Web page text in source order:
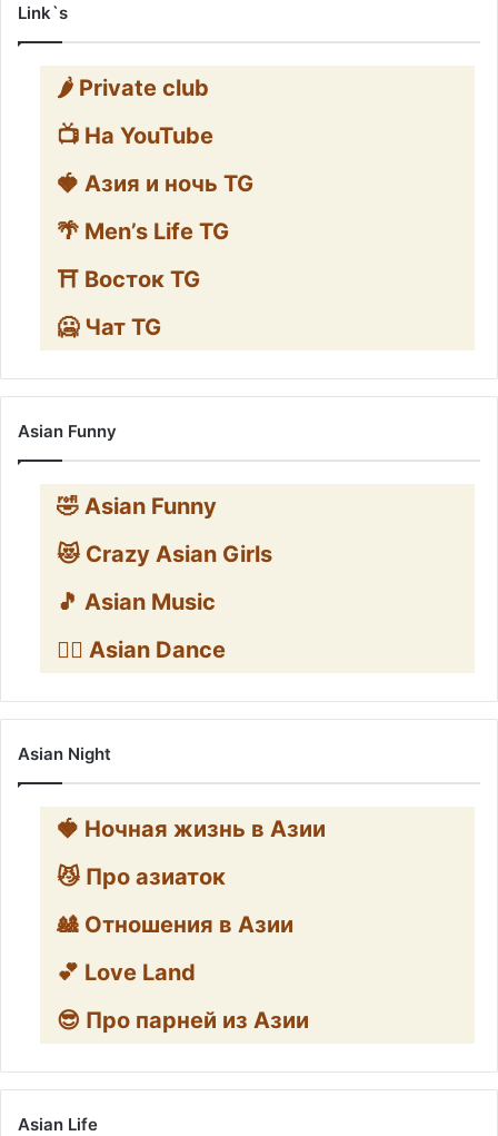
Link`s
🌶️ Private club
📺 На YouTube
🍓 Азия и ночь TG
🌴 Men’s Life TG
⛩️ Восток TG
🥶 Чат TG
Asian Funny
🤣 Asian Funny
😻 Crazy Asian Girls
🎵 Asian Music
👯‍♀️ Asian Dance
Asian Night
🍓 Ночная жизнь в Азии
😼 Про азиаток
🎎 Отношения в Азии
💕 Love Land
😎 Про парней из Азии
Asian Life